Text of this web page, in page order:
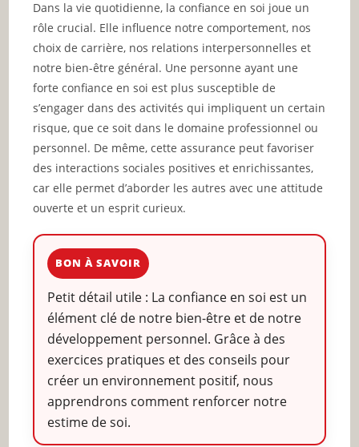
Dans la vie quotidienne, la confiance en soi joue un
rôle crucial. Elle influence notre comportement, nos
choix de carrière, nos relations interpersonnelles et
notre bien-être général. Une personne ayant une
forte confiance en soi est plus susceptible de
s’engager dans des activités qui impliquent un certain
risque, que ce soit dans le domaine professionnel ou
personnel. De même, cette assurance peut favoriser
des interactions sociales positives et enrichissantes,
car elle permet d’aborder les autres avec une attitude
ouverte et un esprit curieux.
BON À SAVOIR
Petit détail utile : La confiance en soi est un
élément clé de notre bien-être et de notre
développement personnel. Grâce à des
exercices pratiques et des conseils pour
créer un environnement positif, nous
apprendrons comment renforcer notre
estime de soi.